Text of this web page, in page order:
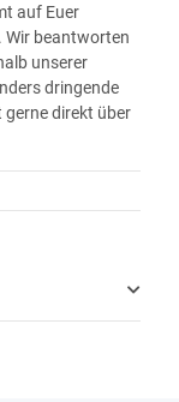
auf Euer
Wir beantworten
unserer
dringende
gerne direkt über